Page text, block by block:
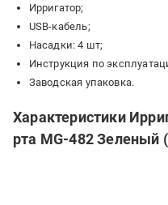
Ирригатор;
USB-кабель;
Насадки: 4 шт;
Инструкция по
Заводская упаковка.
Характеристики
рта MG-482 Зеленый